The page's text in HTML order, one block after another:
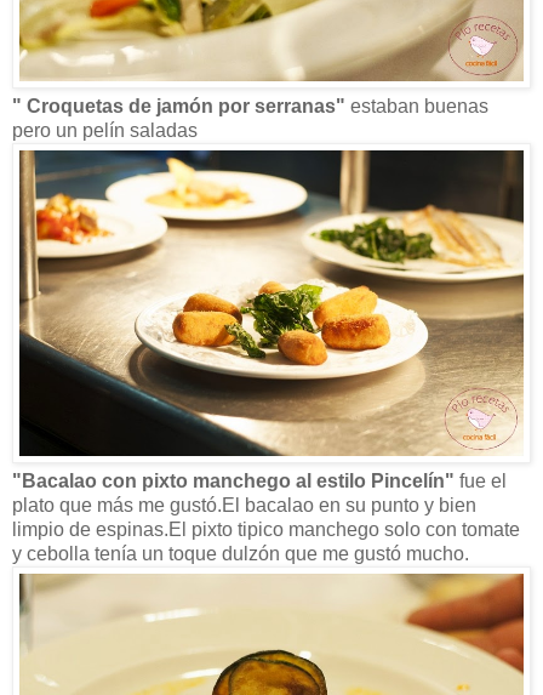
" Croquetas de jamón por serranas" estaban buenas
pero un pelín saladas
"Bacalao con pixto manchego al estilo Pincelín" fue el
plato que más me gustó.El bacalao en su punto y bien
limpio de espinas.El pixto tipico manchego solo con tomate
y cebolla tenía un toque dulzón que me gustó mucho.